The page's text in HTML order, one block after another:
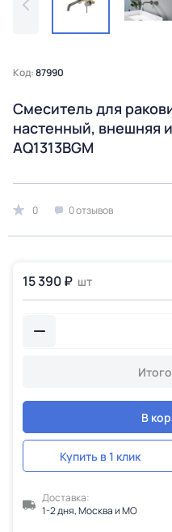
Код:87990
Смеситель для
настенный, внешняя
AQ1313BGM
0 0 отзывов
15 390 ₽ шт
В
Купить в 1 клик
Доставка:
1-2 дня, Москва и МО